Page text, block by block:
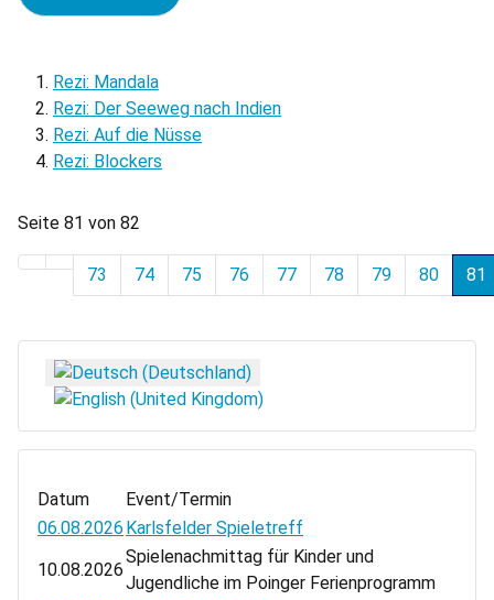
Rezi: Mandala
Rezi: Der Seeweg nach Indien
Rezi: Auf die Nüsse
Rezi: Blockers
Seite 81 von 82
73 74 75 76 77 78 79 80 81
Sprache auswählen
Datum
Event/Termin
06.08.2026 Karlsfelder Spieletreff
10.08.2026
Spielenachmittag für Kinder und
Jugendliche im Poinger Ferienprogramm